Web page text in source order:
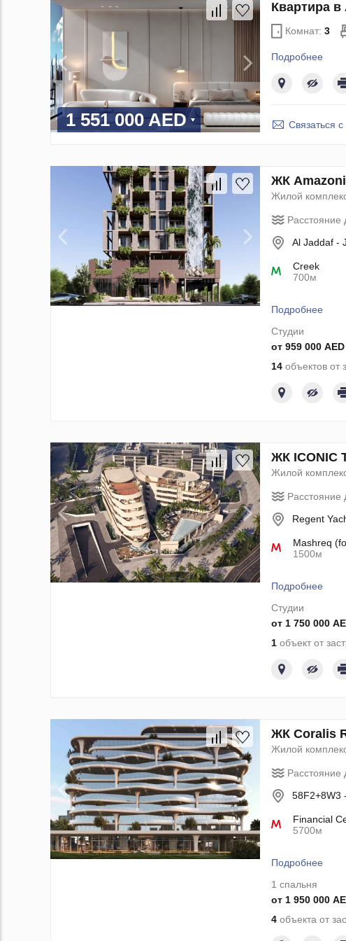
1 551 000 AED
Квартира
Комнат: 3
Подробнее
Связаться
ЖК
Жилой
Расстояние
Al Jaddaf -
Creek
700м
Подробнее
Студии
от 959 000 AED
14объектов от
ЖК ICONIC
Жилой
Расстояние
Regent
Mashreq
1500м
Подробнее
Студии
от 1 750 000
1объект от
ЖК Coralis
Жилой
Расстояние
58F2+8W3
Financial
5700м
Подробнее
1 спальня
от 1 950 000
4объекта от